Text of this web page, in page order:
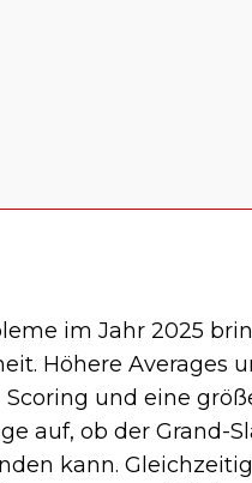
im Jahr 2025
Höhere Averages
und eine
auf, ob der Grand-
kann.